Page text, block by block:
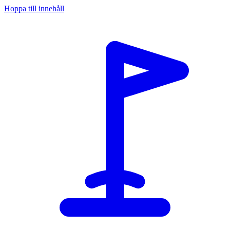
Hoppa till innehåll